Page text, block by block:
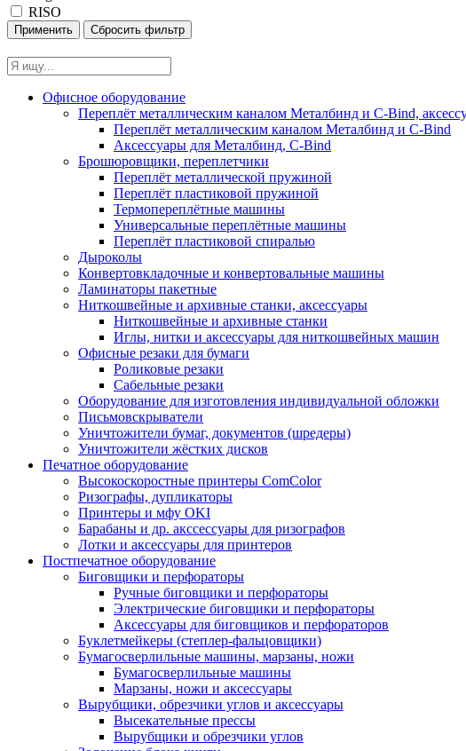
RISO
Офисное оборудование
Переплёт металлическим каналом Металбинд и C-Bind,
Переплёт металлическим каналом Металбинд и C-Bind
Аксессуары для Металбинд, C-Bind
Брошюровщики, переплетчики
Переплёт металлической пружиной
Переплёт пластиковой пружиной
Термопереплётные машины
Универсальные переплётные машины
Переплёт пластиковой спиралью
Дыроколы
Конвертовкладочные и конвертовальные машины
Ламинаторы пакетные
Ниткошвейные и архивные станки, аксессуары
Ниткошвейные и архивные станки
Иглы, нитки и аксессуары для ниткошвейных машин
Офисные резаки для бумаги
Роликовые резаки
Сабельные резаки
Оборудование для изготовления индивидуальной обложки
Письмовскрыватели
Уничтожители бумаг, документов (шредеры)
Уничтожители жёстких дисков
Печатное оборудование
Высокоскоростные принтеры ComColor
Ризографы, дупликаторы
Принтеры и мфу OKI
Барабаны и др. акссессуары для ризографов
Лотки и аксессуары для принтеров
Постпечатное оборудование
Биговщики и перфораторы
Ручные биговщики и перфораторы
Электрические биговщики и перфораторы
Аксессуары для биговщиков и перфораторов
Буклетмейкеры (степлер-фальцовщики)
Бумагосверлильные машины, марзаны, ножи
Бумагосверлильные машины
Марзаны, ножи и аксессуары
Вырубщики, обрезчики углов и аксессуары
Высекательные прессы
Вырубщики и обрезчики углов